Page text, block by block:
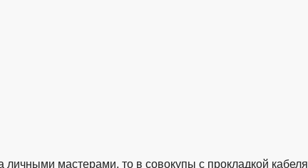
мастерами, то в совокупы с прокладкой кабеля